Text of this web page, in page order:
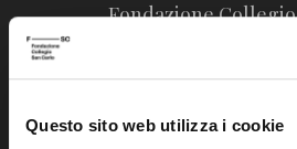
Questo sito web utilizza i cookie
Fondazione